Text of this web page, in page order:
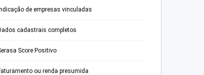
de empresas vinculadas
cadastrais completos
Score Positivo
ou renda presumida